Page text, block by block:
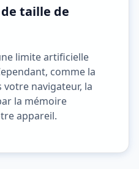
taille de
limite artificielle
comme la
navigateur, la
la mémoire
appareil.